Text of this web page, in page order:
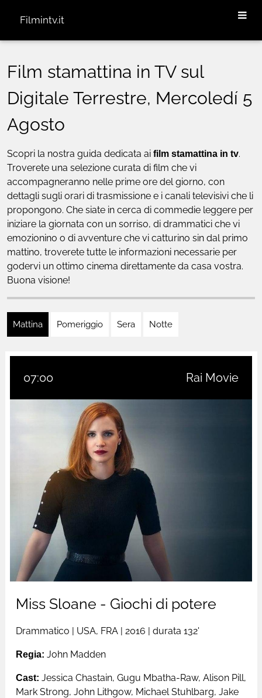
Filmintv.it
Film stamattina in TV sul
Digitale Terrestre, Mercoledí 5
Agosto
Scopri la nostra guida dedicata ai film stamattina in tv.
Troverete una selezione curata di film che vi
accompagneranno nelle prime ore del giorno, con
dettagli sugli orari di trasmissione e i canali televisivi che li
propongono. Che siate in cerca di commedie leggere per
iniziare la giornata con un sorriso, di drammatici che vi
emozionino o di avventure che vi catturino sin dal primo
mattino, troverete tutte le informazioni necessarie per
godervi un ottimo cinema direttamente da casa vostra.
Buona visione!
Mattina Pomeriggio Sera Notte
07:00 Rai Movie
Miss Sloane - Giochi di potere
Drammatico | USA, FRA | 2016 | durata 132'
Regia: John Madden
Cast: Jessica Chastain, Gugu Mbatha-Raw, Alison Pill,
Mark Strong, John Lithgow, Michael Stuhlbarg, Jake